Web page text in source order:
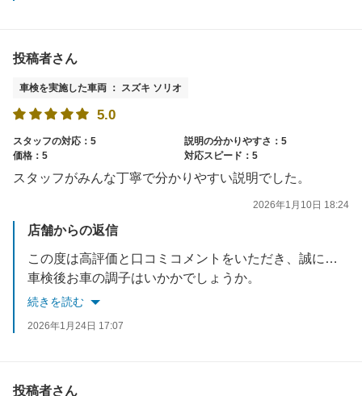
投稿者さん
車検を実施した車両 ： スズキ ソリオ
5.0
スタッフの対応：5
説明の分かりやすさ：5
価格：5
対応スピード：5
スタッフがみんな丁寧で分かりやすい説明でした。
2026年1月10日 18:24
店舗からの返信
この度は高評価と口コミコメントをいただき、誠にありがとうございます。
車検後お車の調子はいかかでしょうか。
何か不備やご不明な点等がございましたら、お気軽にお問合せくださいませ。
続きを読む
2026年1月24日 17:07
投稿者さん